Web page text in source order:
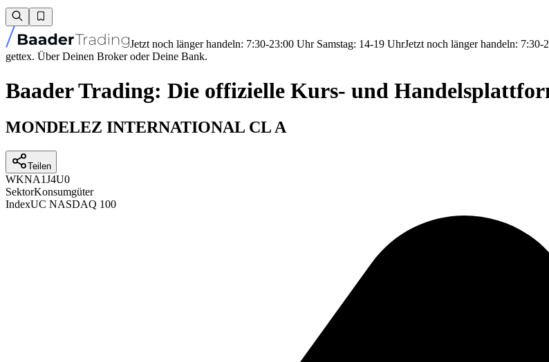
Jetzt noch länger handeln: 7:30-23:00 Uhr Samstag: 14-19 UhrJetzt noch länger handeln:
gettex. Über Deinen Broker oder Deine Bank.
Baader Trading: Die offizielle Kurs- und
MONDELEZ INTERNATIONAL CL A
Teilen
WKNA1J4U0
SektorKonsumgüter
IndexUC NASDAQ 100